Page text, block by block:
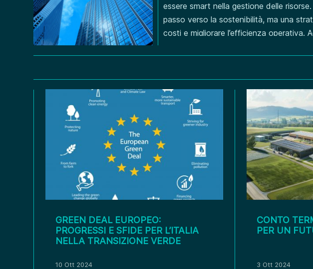
essere smart nella gestione delle
passo verso la sostenibilità, ma una
costi e migliorare l’efficienza
GREEN DEAL EUROPEO:
PROGRESSI E SFIDE PER L’ITALIA
NELLA TRANSIZIONE VERDE
10 Ott 2024
CONTO
PER UN
3 Ott 2024